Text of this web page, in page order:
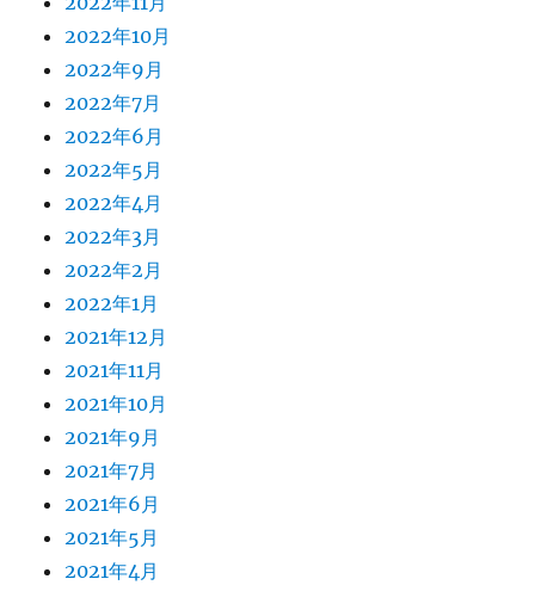
2022年10月
2022年9月
2022年7月
2022年6月
2022年5月
2022年4月
2022年3月
2022年2月
2022年1月
2021年12月
2021年11月
2021年10月
2021年9月
2021年7月
2021年6月
2021年5月
2021年4月